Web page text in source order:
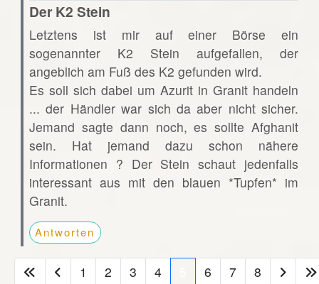
Der K2 Stein
Letztens ist mir auf einer Börse ein
sogenannter K2 Stein aufgefallen, der
angeblich am Fuß des K2 gefunden wird.
Es soll sich dabei um Azurit in Granit handeln
... der Händler war sich da aber nicht sicher.
Jemand sagte dann noch, es sollte Afghanit
sein. Hat jemand dazu schon nähere
Informationen ? Der Stein schaut jedenfalls
interessant aus mit den blauen *Tupfen* im
Granit.
Antworten
1 2 3 4 6 7 8